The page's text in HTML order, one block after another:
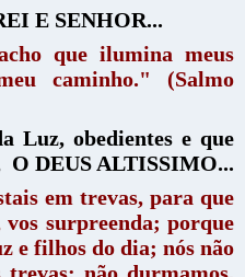
E SENHOR...
que ilumina meus
caminho." (Salmo
Luz, obedientes e que
O DEUS ALTISSIMO...
em trevas, para que
surpreenda; porque
e filhos do dia; nós não